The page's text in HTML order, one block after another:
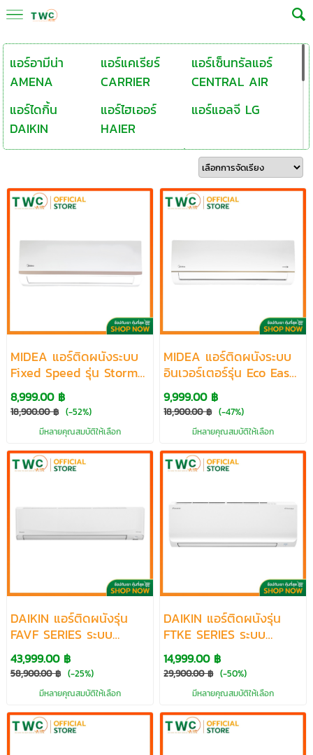
แอร์อามีน่า
AMENA
แอร์แคเรียร์
CARRIER
แอร์เซ็นทรัลแอร์
CENTRAL AIR
แอร์ไดกิ้น
DAIKIN
แอร์ไฮเออร์
HAIER
แอร์แอลจี LG
แอร์พานาโซนิค
PANASONIC
แอร์ซัยโจเด็นกิ
สตาร์แอร์
TOSHIBA
TRANE
UNI-AIRE
HITACHI
MIDEA แอร์ติดผนังระบบ
Fixed Speed รุ่น Storm
Easy ขนาด 9500-
24000BTU
8,999.00 ฿
18,900.00 ฿ (-52%)
มีหลายคุณสมบัติให้เลือก
MIDEA แอร์ติดผนังระบบ
อินเวอร์เตอร์รุ่น Eco Easy
2 ขนาด 9040-
22000BTU
9,999.00 ฿
18,900.00 ฿ (-47%)
มีหลายคุณสมบัติให้เลือก
DAIKIN แอร์ติดผนังรุ่น
FAVF SERIES ระบบ
INVERTER ขนาด
30000-36200 BTU
43,999.00 ฿
58,900.00 ฿ (-25%)
มีหลายคุณสมบัติให้เลือก
DAIKIN แอร์ติดผนังรุ่น
FTKE SERIES ระบบ
INVERTER ขนาด 9200-
18100 BTU
14,999.00 ฿
29,900.00 ฿ (-50%)
มีหลายคุณสมบัติให้เลือก